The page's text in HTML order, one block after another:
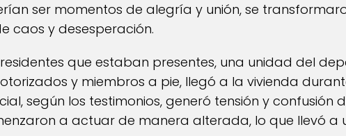
ser momentos de alegría y unión, se
caos y desesperación.
que estaban presentes, una unidad del
y miembros a pie, llegó a la vivienda
según los testimonios, generó tensión y confusión
a actuar de manera alterada, lo que llevó a